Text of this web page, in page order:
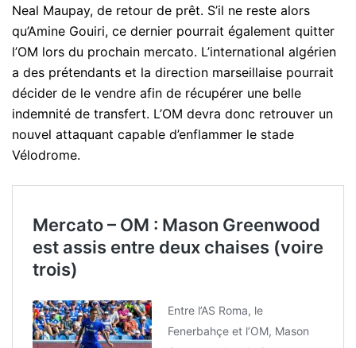
Neal Maupay, de retour de prêt. S’il ne reste alors
qu’Amine Gouiri, ce dernier pourrait également quitter
l’OM lors du prochain mercato. L’international algérien
a des prétendants et la direction marseillaise pourrait
décider de le vendre afin de récupérer une belle
indemnité de transfert. L’OM devra donc retrouver un
nouvel attaquant capable d’enflammer le stade
Vélodrome.
Mercato – OM : Mason Greenwood
est assis entre deux chaises (voire
trois)
Entre l’AS Roma, le
Fenerbahçe et l’OM, Mason